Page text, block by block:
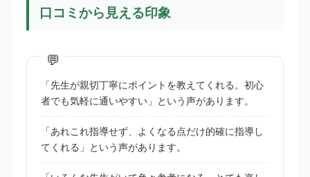
口コミから見える印象
「先生が親切丁寧にポイントを教えてくれる。初心
者でも気軽に通いやすい」という声があります。
「あれこれ指導せず、よくなる点だけ的確に指導し
てくれる」という声があります。